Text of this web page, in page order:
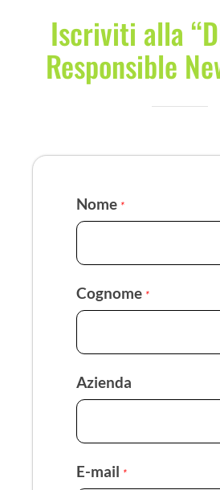
Iscriviti alla
Responsible
Nome *
Cognome *
Azienda
E-mail *